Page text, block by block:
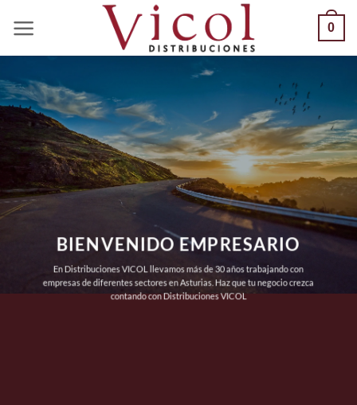
contenido
0
BIENVENIDO EMPRESARIO
En Distribuciones VICOL llevamos más de 30 años trabajando con
empresas de diferentes sectores en Asturias. Haz que tu negocio crezca
contando con Distribuciones VICOL